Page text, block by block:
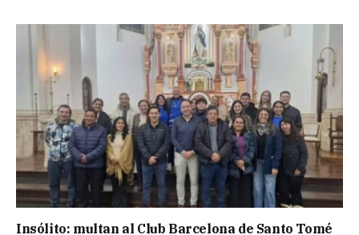
Insólito: multan al Club Barcelona de Santo Tomé